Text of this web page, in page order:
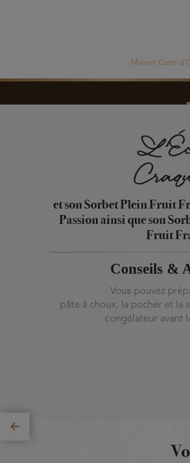
Maison Carte
et son Sorbet Plein Fruit
Passion ainsi que son
Fruit
Conseils &
Vous pouvez
pâte à choux, la pocher et la
congélateur avant